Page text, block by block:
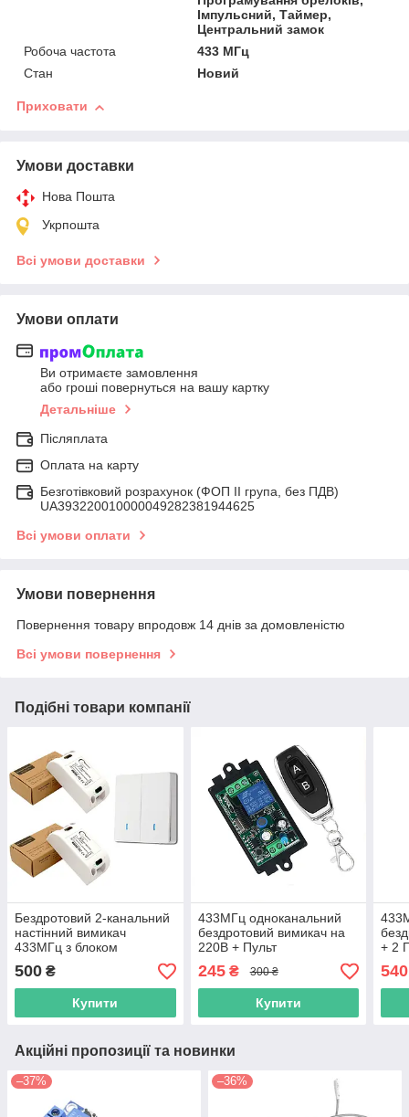
Імпульсний, Таймер,
Центральний замок
Робоча частота
433 МГц
Стан
Новий
Приховати
Умови доставки
Нова Пошта
Укрпошта
Всі умови доставки
Умови оплати
Ви отримаєте замовлення
або гроші повернуться на вашу картку
Детальніше
Післяплата
Оплата на карту
Безготівковий розрахунок (ФОП ІІ група, без ПДВ)
UA393220010000049282381944625
Всі умови оплати
Умови повернення
Повернення товару впродовж 14 днів за домовленістю
Всі умови повернення
Подібні товари компанії
Бездротовий 2-канальний
настінний вимикач
433МГц з блоком
керування, 220В
500 ₴
Купити
433МГц одноканальний
бездротовий вимикач на
220В + Пульт
245₴ 300 ₴
Купити
+ 2
540
Акційні пропозиції та новинки
–37% –36%